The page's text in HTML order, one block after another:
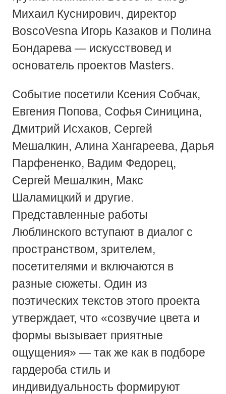
Михаил Куснирович, директор
BoscoVesna Игорь Казаков и Полина
Бондарева — искусствовед и
основатель проектов Masters.
Событие посетили Ксения Собчак,
Евгения Попова, Софья Синицина,
Дмитрий Исхаков, Сергей
Мешалкин, Алина Хангареева, Дарья
Парфененко, Вадим Федорец,
Сергей Мешалкин, Макс
Шаламицкий и другие.
Представленные работы
Люблинского вступают в диалог с
пространством, зрителем,
посетителями и включаются в
разные сюжеты. Один из
поэтических текстов этого проекта
утверждает, что «созвучие цвета и
формы вызывает приятные
ощущения» — так же как в подборе
гардероба стиль и
индивидуальность формируют